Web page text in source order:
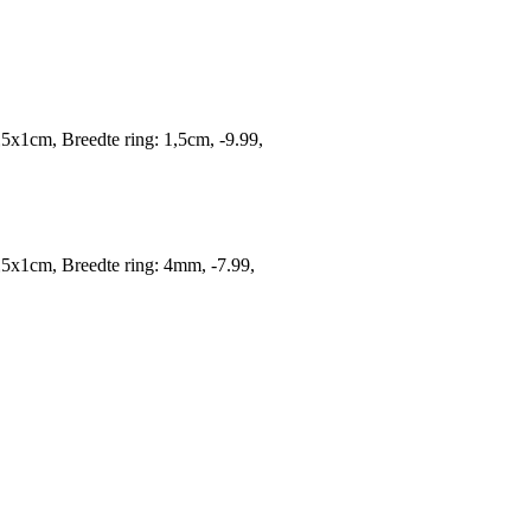
Breedte ring: 1,5cm, -9.99,
Breedte ring: 4mm, -7.99,